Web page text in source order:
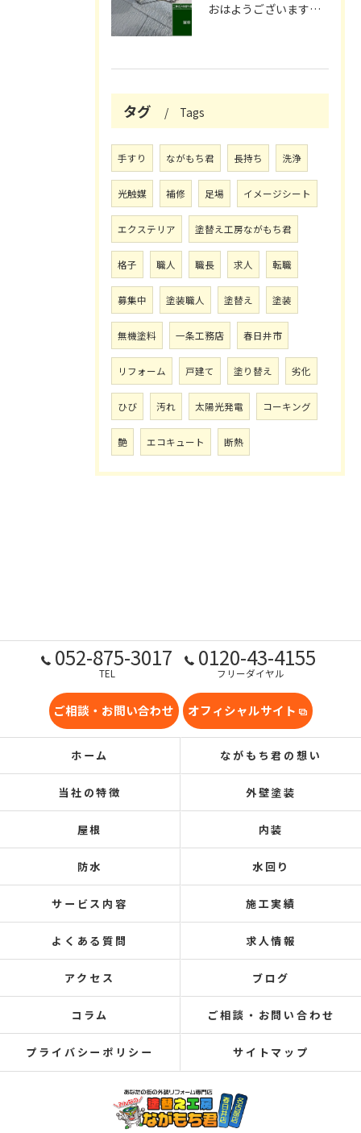
おはようございます🌞！
タグ Tags
手すり ながもち君 長持ち 洗浄
光触媒 補修 足場 イメージシート
エクステリア 塗替え工房ながもち君
格子 職人 職長 求人 転職
募集中 塗装職人 塗替え 塗装
無機塗料 一条工務店 春日井市
リフォーム 戸建て 塗り替え 劣化
ひび 汚れ 太陽光発電 コーキング
艶 エコキュート 断熱
052-875-3017
TEL
0120-43-4155
フリーダイヤル
ご相談・お問い合わせ オフィシャルサイト
ホーム ながもち君の想い
当社の特徴 外壁塗装
屋根 内装
防水 水回り
サービス内容 施工実績
よくある質問 求人情報
アクセス ブログ
コラム ご相談・お問い合わせ
プライバシーポリシー サイトマップ